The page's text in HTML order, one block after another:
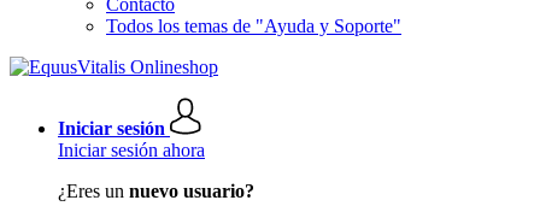
Contacto
Todos los temas de "Ayuda y Soporte"
Iniciar sesión
Iniciar sesión ahora
¿Eres un nuevo usuario?